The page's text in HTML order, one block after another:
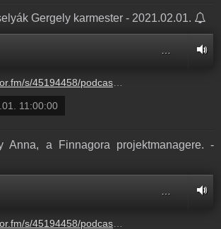
Gergely karmester - 2021.02.01.
02-05%2F828fb6d6fc9f856921e61c4e11190fac.m4a
11:00:00
Anna, a Finnagora projektmanagere. -
1-3%2F151566514-44100-2-1ba9221f28958.m4a